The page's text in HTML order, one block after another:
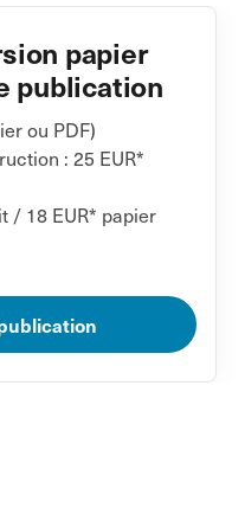
papier
publication
ou PDF)
: 25 EUR*
/ 18 EUR* papier